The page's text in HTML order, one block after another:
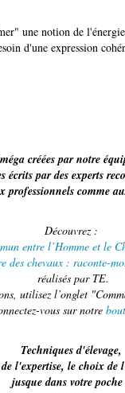
une notion de
d'une expression
créées par notre
écrits par des experts
professionnels comme
Découvrez :
entre l’Homme et le
des chevaux : raconte-
réalisés par TE.
utilisez l’onglet
vous sur notre
Techniques d'élevage,
l'expertise, le choix de
jusque dans votre